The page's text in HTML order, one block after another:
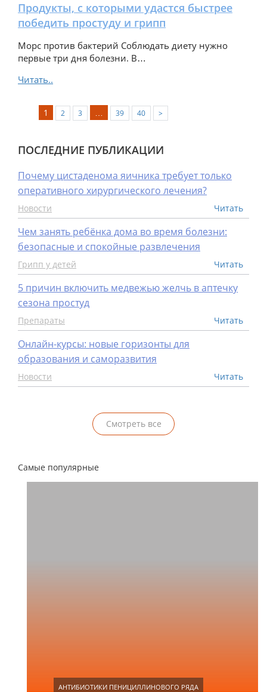
Продукты, с которыми удастся быстрее
победить простуду и грипп
Морс против бактерий Соблюдать диету нужно
первые три дня болезни. В…
Читать..
1 2 3 … 39 40 >
ПОСЛЕДНИЕ ПУБЛИКАЦИИ
Почему цистаденома яичника требует только
оперативного хирургического лечения?
Новости Читать
Чем занять ребёнка дома во время болезни:
безопасные и спокойные развлечения
Грипп у детей Читать
5 причин включить медвежью желчь в аптечку
сезона простуд
Препараты Читать
Онлайн-курсы: новые горизонты для
образования и саморазвития
Новости Читать
Смотреть все
Самые популярные
АНТИБИОТИКИ ПЕНИЦИЛЛИНОВОГО РЯДА